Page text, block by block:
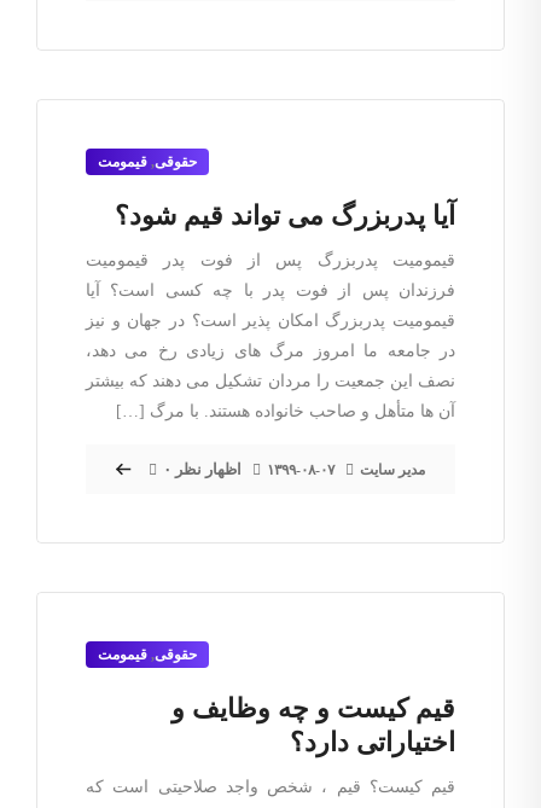
حقوقی, قیمومت
آیا پدربزرگ می تواند قیم شود؟
قیمومیت پدربزرگ پس از فوت پدر قیمومیت
فرزندان پس از فوت پدر با چه کسی است؟ آیا
قیمومیت پدربزرگ امکان پذیر است؟ در جهان و نیز
در جامعه ما امروز مرگ های زیادی رخ می دهد،
نصف این جمعیت را مردان تشکیل می دهند که بیشتر
آن ها متأهل و صاحب خانواده هستند. با مرگ […]
مدیر سایت ۱۳۹۹-۰۸-۰۷ ۰ اظهار نظر
حقوقی, قیمومت
قیم کیست و چه وظایف و
اختیاراتی دارد؟
قیم کیست؟ قیم ، شخص واجد صلاحیتی است که